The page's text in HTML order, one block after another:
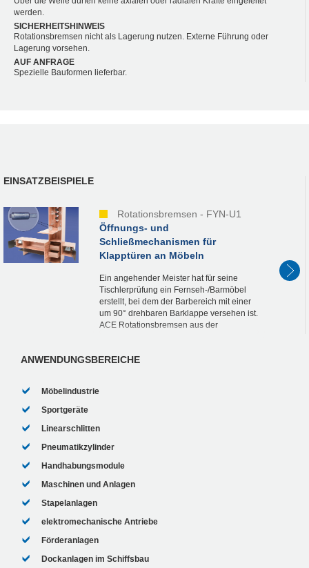
werden.
SICHERHEITSHINWEIS
Rotationsbremsen nicht als Lagerung nutzen. Externe Führung oder
Lagerung vorsehen.
AUF ANFRAGE
Spezielle Bauformen lieferbar.
EINSATZBEISPIELE
Rotationsbremsen - FYN-U1
Öffnungs- und
Schließmechanismen für
Klapptüren an Möbeln
Ein angehender Meister hat für seine
Tischlerprüfung ein Fernseh-/Barmöbel
erstellt, bei dem der Barbereich mit einer
um 90° drehbaren Barklappe versehen ist.
ACE Rotationsbremsen aus der
ANWENDUNGSBEREICHE
Möbelindustrie
Sportgeräte
Linearschlitten
Pneumatikzylinder
Handhabungsmodule
Maschinen und Anlagen
Stapelanlagen
elektromechanische Antriebe
Förderanlagen
Dockanlagen im Schiffsbau